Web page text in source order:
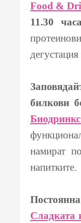
Food &
11.30 часа
билкови
намират
напитките.
Сладката